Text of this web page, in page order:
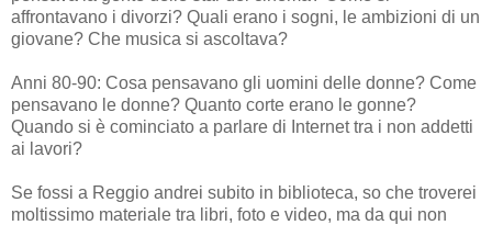
affrontavano i divorzi? Quali erano i sogni, le ambizioni di un
giovane? Che musica si ascoltava?
Anni 80-90: Cosa pensavano gli uomini delle donne? Come
pensavano le donne? Quanto corte erano le gonne?
Quando si è cominciato a parlare di Internet tra i non addetti
ai lavori?
Se fossi a Reggio andrei subito in biblioteca, so che troverei
moltissimo materiale tra libri, foto e video, ma da qui non